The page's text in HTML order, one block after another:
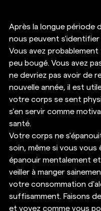
Après la longue période
nous peuvent
Vous avez
peu bougé. Vous avez
ne devriez pas avoir de
nouvelle année, il est
votre corps se sent
s'en servir comme
santé.
Votre corps ne
soin, même si vous vous
épanouir mentalement
veiller à manger
votre consommation
suffisamment. Faisons
et voyez comme vous